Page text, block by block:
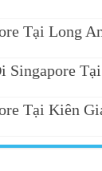
Tại Long
Singapore
Tại Kiên